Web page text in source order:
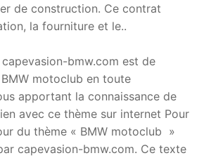
de construction. Ce contrat
la fourniture et le..
capevasion-bmw.com est de
motoclub en toute
apportant la connaissance de
avec ce thème sur internet Pour
du thème « BMW motoclub »
capevasion-bmw.com. Ce texte